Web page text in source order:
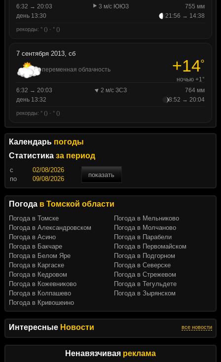
Интересные Новости все новости
Ненавязчивая реклама
6:32 → 20:03
3 м/с ЮЮЗ
755 мм
день 13:30
21:56 → 14:38
рекорды: ° () · ° ()
7 сентября 2013, сб
переменная облачность +14°
ночью +1°
6:32 → 20:03
2 м/с ЗСЗ
764 мм
день 13:32
8:52 → 20:04
рекорды: ° () · ° ()
Календарь погоды
Статистика за период
c
показать
по
Погода в Томской области
Погода в Томске
Погода в Александровском
Погода в Асино
Погода в Бакчаре
Погода в Белом Яре
Погода в Каргаске
Погода в Кедровом
Погода в Кожевниково
Погода в Колпашево
Погода в Кривошеино
Погода в Мельниково
Погода в Молчаново
Погода в Парабели
Погода в Первомайском
Погода в Подгорном
Погода в Северске
Погода в Стрежевом
Погода в Тегульдете
Погода в Зырянском